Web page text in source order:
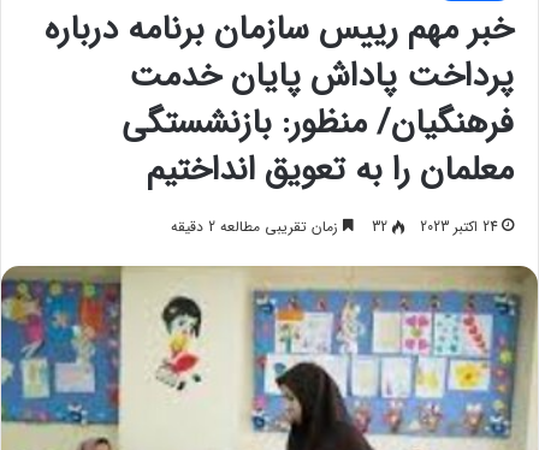
خبر مهم رییس سازمان برنامه درباره
پرداخت پاداش پایان خدمت
فرهنگیان/ منظور: بازنشستگی
معلمان را به تعویق انداختیم
24 اکتبر 2023 32 زمان تقریبی مطالعه 2 دقیقه